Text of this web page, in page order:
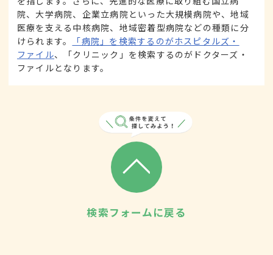
院、大学病院、企業立病院といった大規模病院や、地域
医療を支える中核病院、地域密着型病院などの種類に分
けられます。
「病院」を検索するのがホスピタルズ・
ファイル、「クリニック」を検索するのがドクターズ・
ファイルとなります。
検索フォームに戻る